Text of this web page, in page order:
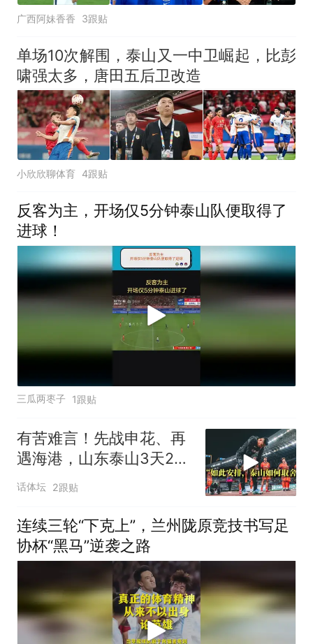
广西阿妹香香 3跟贴
单场10次解围，泰山又一中卫崛起，比彭
啸强太多，唐田五后卫改造
小欣欣聊体育 4跟贴
反客为主，开场仅5分钟泰山队便取得了
进球！
三瓜两枣子 1跟贴
有苦难言！先战申花、再
遇海港，山东泰山3天2
战：谨防双线败北
话体坛 2跟贴
连续三轮“下克上”，兰州陇原竞技书写足
协杯“黑马”逆袭之路